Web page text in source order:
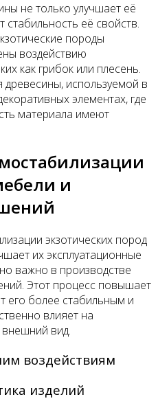
не только улучшает её
её свойств.
породы
воздействию
как грибок или плесень.
древесины, используемой в
элементах, где
материала имеют
и
экзотических пород
их эксплуатационные
важно в производстве
Этот процесс повышает
его более стабильным и
влияет на
внешний вид.
воздействиям
изделий